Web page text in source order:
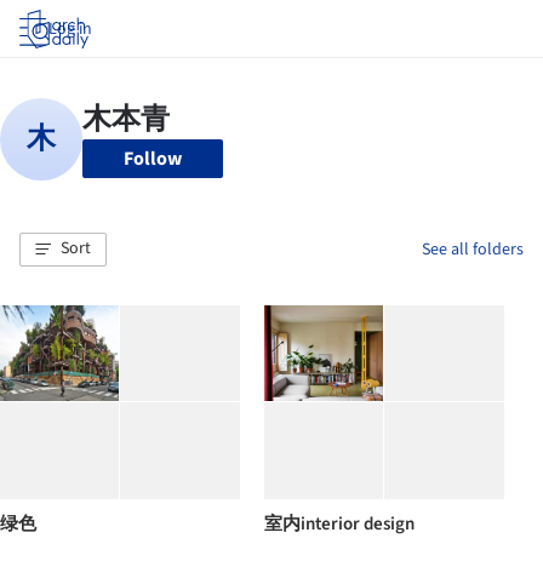
Log in
Follow
Sort See all folders
绿色 室内interior design